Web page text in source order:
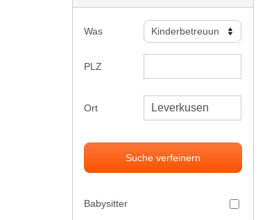
Was
PLZ
Ort
Suche verfeinern
Babysitter